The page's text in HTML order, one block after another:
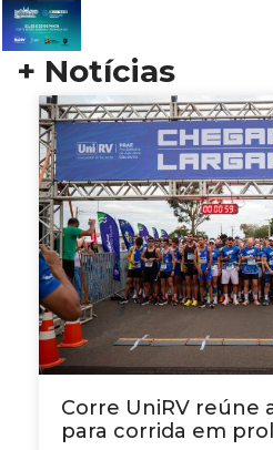
+ Notícias
Corre UniRV reúne
para corrida em